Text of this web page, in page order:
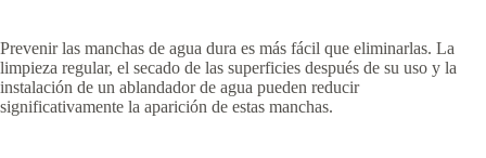
Prevenir las manchas de agua dura es más fácil que eliminarlas. La
limpieza regular, el secado de las superficies después de su uso y la
instalación de un ablandador de agua pueden reducir
significativamente la aparición de estas manchas.